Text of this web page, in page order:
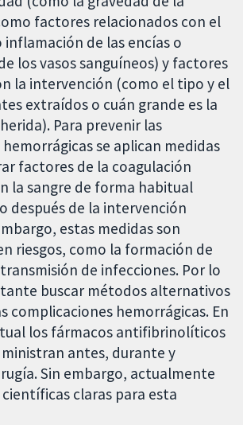
factores relacionados con el
de las encías o
los vasos sanguíneos) y factores
la intervención (como el tipo y el
extraídos o cuán grande es la
Para prevenir las
se aplican medidas
factores de la coagulación
la sangre de forma habitual
después de la intervención
estas medidas son
riesgos, como la formación de
de infecciones. Por lo
buscar métodos alternativos
complicaciones hemorrágicas. En
los fármacos antifibrinolíticos
antes, durante y
Sin embargo, actualmente
claras para esta